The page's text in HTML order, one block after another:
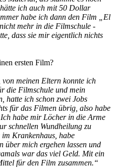
ich auch mit 50 Dollar
habe ich dann den Film „El
mehr in die Filmschule
dass sie mir eigentlich nichts
ersten Film?
von meinen Eltern konnte ich
die Filmschule und mein
hatte ich schon zwei Jobs
für das Filmen übrig, also habe
habe mir Löcher in die Arme
schnellen Wundheilung zu
Krankenhaus, habe
über mich ergehen lassen und
war das viel Geld. Mit ein
für den Film zusammen.“